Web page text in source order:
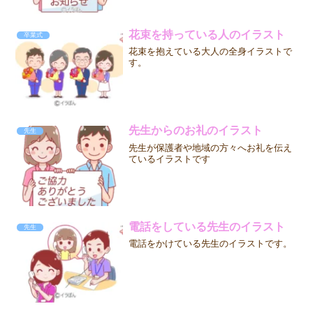
卒業式 花束を持っている人のイラスト
花束を抱えている大人の全身イラストで
す。
先生 先生からのお礼のイラスト
先生が保護者や地域の方々へお礼を伝え
ているイラストです
先生 電話をしている先生のイラスト
電話をかけている先生のイラストです。